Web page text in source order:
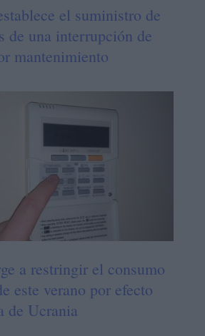
el suministro de
de una interrupción de
mantenimiento
a restringir el consumo
este verano por efecto
de Ucrania